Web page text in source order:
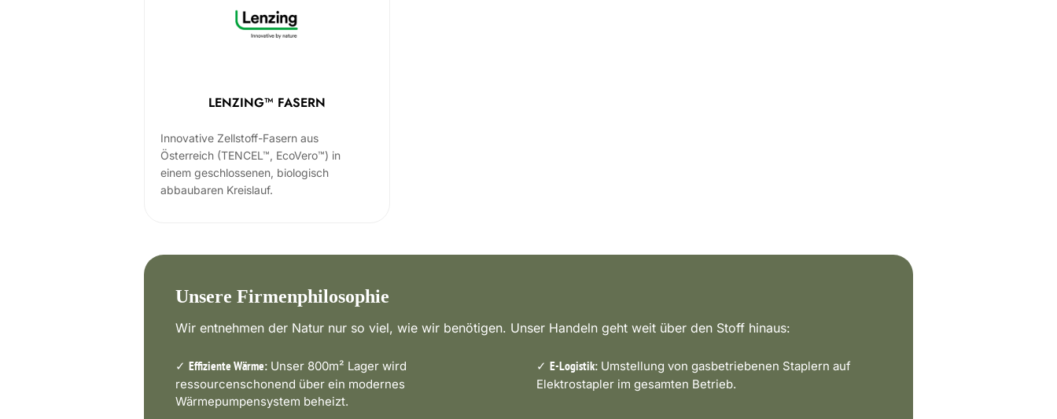
LENZING™ FASERN
Innovative Zellstoff-Fasern aus
Österreich (TENCEL™, EcoVero™) in
einem geschlossenen, biologisch
abbaubaren Kreislauf.
Unsere Firmenphilosophie
Wir entnehmen der Natur nur so viel, wie wir benötigen. Unser Handeln geht weit über den Stoff hinaus:
✓ Effiziente Wärme: Unser 800m² Lager wird
ressourcenschonend über ein modernes
Wärmepumpensystem beheizt.
✓ E-Logistik: Umstellung von gasbetriebenen Staplern auf
Elektrostapler im gesamten Betrieb.